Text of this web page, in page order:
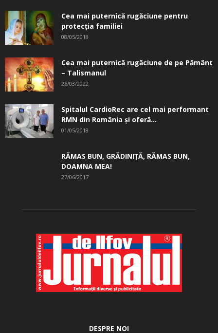
Cea mai puternică rugăciune pentru
protecția familiei
08/05/2018
Cea mai puternică rugăciune de pe Pământ
– Talismanul
26/03/2022
Spitalul CardioRec are cel mai performant
RMN din România și oferă...
01/05/2018
RĂMAS BUN, GRĂDINIŢĂ, ­RĂMAS BUN,
DOAMNA MEA!
27/06/2017
DESPRE NOI